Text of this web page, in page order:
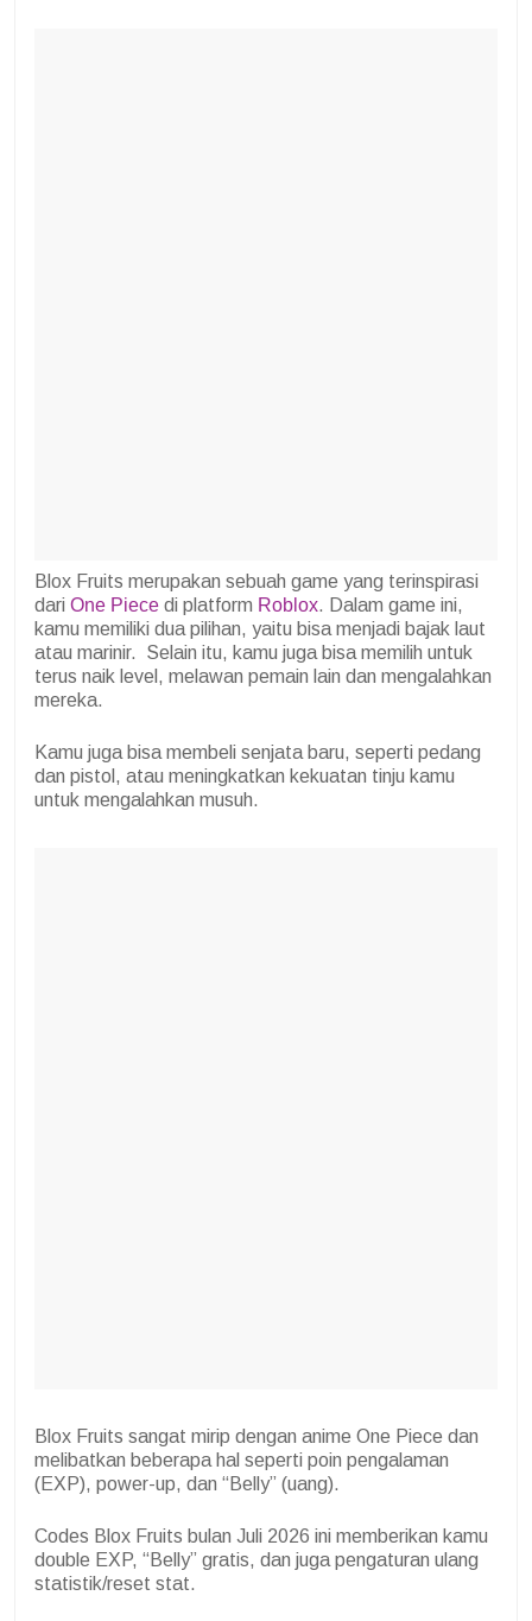
Blox Fruits merupakan sebuah game yang terinspirasi
dari One Piece di platform Roblox. Dalam game ini,
kamu memiliki dua pilihan, yaitu bisa menjadi bajak laut
atau marinir. Selain itu, kamu juga bisa memilih untuk
terus naik level, melawan pemain lain dan mengalahkan
mereka.
Kamu juga bisa membeli senjata baru, seperti pedang
dan pistol, atau meningkatkan kekuatan tinju kamu
untuk mengalahkan musuh.
Blox Fruits sangat mirip dengan anime One Piece dan
melibatkan beberapa hal seperti poin pengalaman
(EXP), power-up, dan “Belly” (uang).
Codes Blox Fruits bulan Juli 2026 ini memberikan kamu
double EXP, “Belly” gratis, dan juga pengaturan ulang
statistik/reset stat.